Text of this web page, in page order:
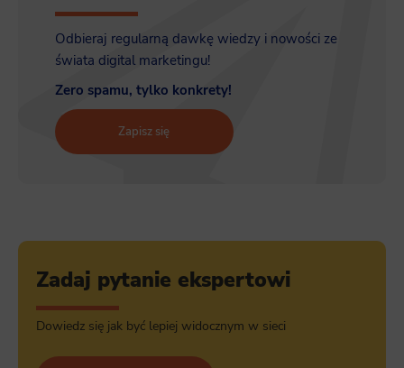
Odbieraj regularną dawkę wiedzy i nowości ze
świata digital marketingu!
Zero spamu, tylko konkrety!
Zapisz się
Zadaj pytanie ekspertowi
Dowiedz się jak być lepiej widocznym w sieci